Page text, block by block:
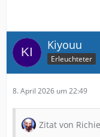
Kiyouu
Erleuchteter
8. April 2026 um 22:49
Zitat von Richie